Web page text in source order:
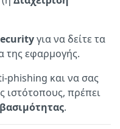
για να δείτε τα
της εφαρμογής.
phishing και να σας
ιστότοπους, πρέπει
.